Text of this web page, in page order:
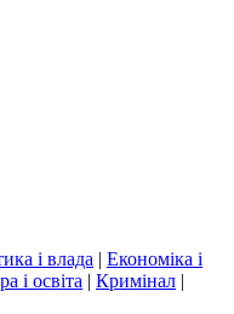
і влада | Економіка і
і освіта | Кримінал |